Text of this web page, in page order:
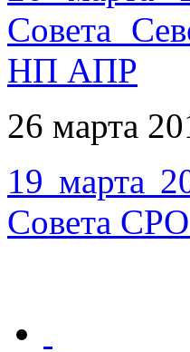
Совета
НП АПР
26 марта
19 марта
Совета